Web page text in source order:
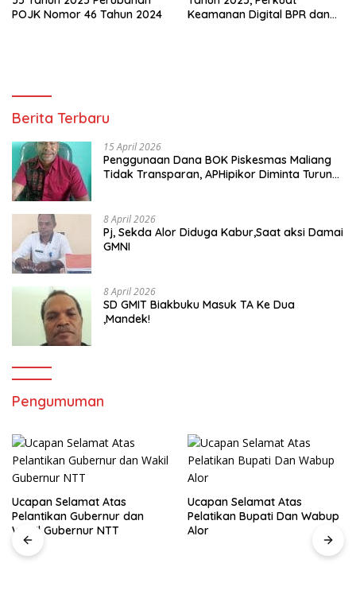
POJK Nomor 46 Tahun 2024
Keamanan Digital BPR dan
Berita Terbaru
15 April 2026
Penggunaan Dana BOK Piskesmas Maliang
Tidak Transparan, APHipikor Diminta Turun
8 April 2026
Pj, Sekda Alor Diduga Kabur,Saat aksi Damai
GMNI
8 April 2026
SD GMIT Biakbuku Masuk TA Ke Dua
,Mandek!
Pengumuman
Ucapan Selamat Atas
Pelantikan Gubernur dan
Wakil Gubernur NTT
Ucapan Selamat Atas
Pelatikan Bupati Dan Wabup
Alor